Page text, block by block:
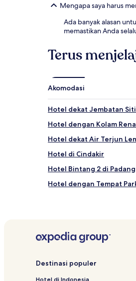
Mengapa saya harus
Ada banyak alasan
memastikan Anda
Terus
Akomodasi
Hotel dekat Jembatan
Hotel dengan Kolam
Hotel dekat Air Terjun
Hotel di Cindakir
Hotel Bintang 2 di Padang
Hotel dengan Tempat
Hotel dekat Universitas
Destinasi populer
Hotel di Indonesia